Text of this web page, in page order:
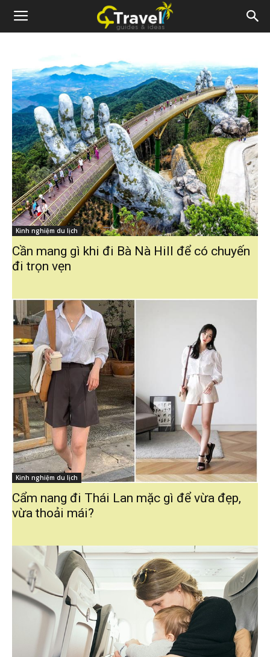
Kinh nghiệm du lịch
Cần mang gì khi đi Bà Nà Hill để có chuyến
đi trọn vẹn
Kinh nghiệm du lịch
Cẩm nang đi Thái Lan mặc gì để vừa đẹp,
vừa thoải mái?